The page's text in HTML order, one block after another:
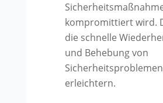
kompromittiert wird.
die schnelle
und Behebung von
Sicherheitsproblemen
erleichtern.